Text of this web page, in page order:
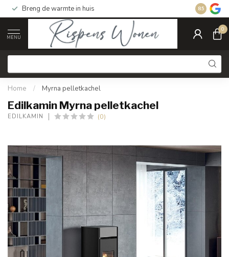
Breng de warmte in huis Gratis
8.5
MENU
0
Home / Myrna pelletkachel
Edilkamin Myrna pelletkachel
EDILKAMIN (0)